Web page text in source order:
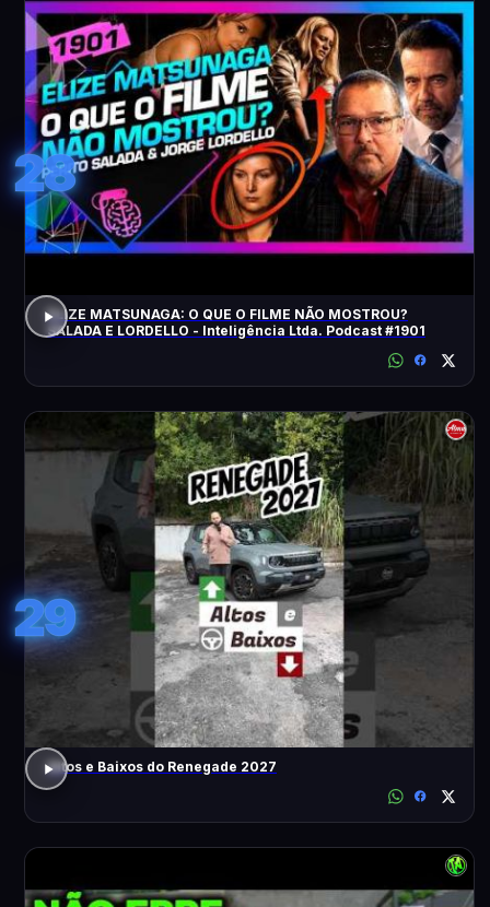
28
ELIZE MATSUNAGA: O QUE O FILME NÃO MOSTROU?
SALADA E LORDELLO - Inteligência Ltda. Podcast #1901
29
Altos e Baixos do Renegade 2027